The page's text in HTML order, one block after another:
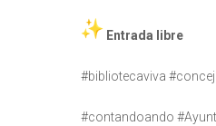
Entrada libre
#bibliotecaviva
#contandoando